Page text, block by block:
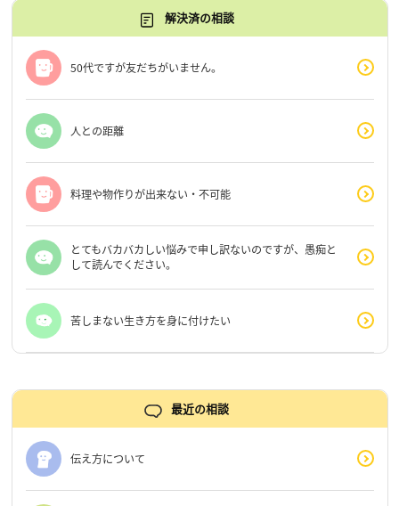
解決済の相談
50代ですが友だちがいません。
人との距離
料理や物作りが出来ない・不可能
とてもバカバカしい悩みで申し訳ないのですが、愚痴と
して読んでください。
苦しまない生き方を身に付けたい
最近の相談
伝え方について